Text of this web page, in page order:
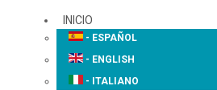
INICIO
- ESPAÑOL
- ENGLISH
- ITALIANO